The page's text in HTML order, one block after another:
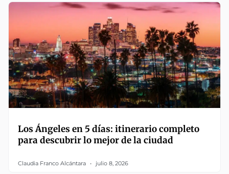
Los Ángeles en 5 días: itinerario completo
para descubrir lo mejor de la ciudad
Claudia Franco Alcántara julio 8, 2026